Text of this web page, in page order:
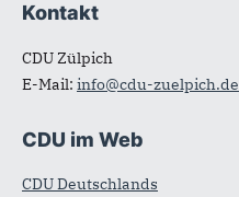
Fußbereich
Kontakt
CDU Zülpich
E-Mail: info@cdu-zuelpich.de
CDU im Web
CDU Deutschlands